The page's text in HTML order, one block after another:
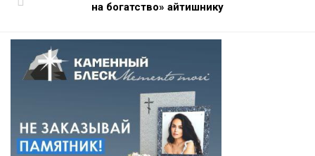
на богатство» айтишнику